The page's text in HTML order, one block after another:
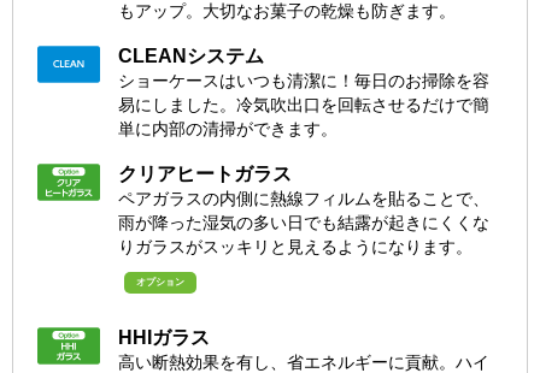
もアップ。大切なお菓子の乾燥も防ぎます。
CLEANシステム
ショーケースはいつも清潔に！毎日のお掃除を容
易にしました。冷気吹出口を回転させるだけで簡
単に内部の清掃ができます。
クリアヒートガラス
ペアガラスの内側に熱線フィルムを貼ることで、
雨が降った湿気の多い日でも結露が起きにくくな
りガラスがスッキリと見えるようになります。
オプション
HHIガラス
高い断熱効果を有し、省エネルギーに貢献。ハイ